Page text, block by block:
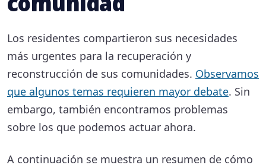
comunitaria
Vivienda y
reconstrucción
82%
Asistencia
financiera y
legal
79%
Comunicación
en
Los residentes compartieron sus necesidades
más urgentes para la recuperación y
reconstrucción de sus comunidades. Observamos
que algunos temas requieren mayor debate. Sin
embargo, también encontramos problemas
sobre los que podemos actuar ahora.
A continuación se muestra un resumen de cómo